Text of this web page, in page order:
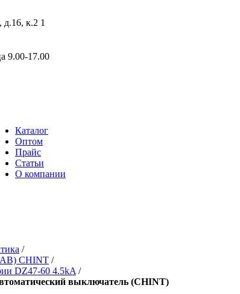
д.16, к.2 1
9.00-17.00
Каталог
Оптом
Прайс
Статьи
О компании
/
CHINT /
DZ47-60 4.5kA /
выключатель (CHINT)